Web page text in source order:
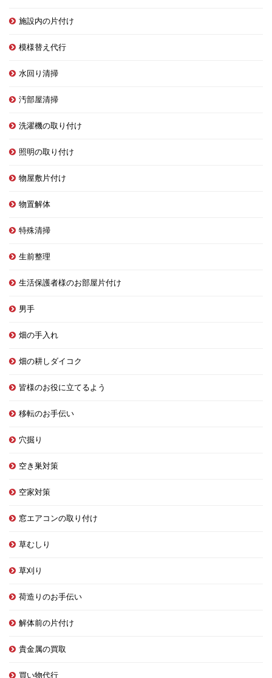
施設内の片付け
模様替え代行
水回り清掃
汚部屋清掃
洗濯機の取り付け
照明の取り付け
物屋敷片付け
物置解体
特殊清掃
生前整理
生活保護者様のお部屋片付け
男手
畑の手入れ
畑の耕しダイコク
皆様のお役に立てるよう
移転のお手伝い
穴掘り
空き巣対策
空家対策
窓エアコンの取り付け
草むしり
草刈り
荷造りのお手伝い
解体前の片付け
貴金属の買取
買い物代行